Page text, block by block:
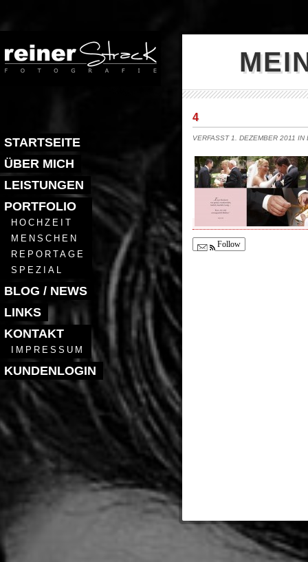
STARTSEITE
ÜBER MICH
LEISTUNGEN
PORTFOLIO
HOCHZEIT
MENSCHEN
REPORTAGE
SPEZIAL
BLOG / NEWS
LINKS
KONTAKT
IMPRESSUM
KUNDENLOGIN
4
VERFASST 1. DEZEMBER 2011
Follow